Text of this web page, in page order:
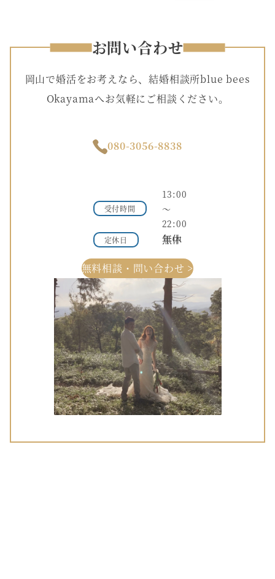
お問い合わせ
岡山で婚活をお考えなら、結婚相談所blue bees
Okayamaへお気軽にご相談ください。
080-3056-8838
受付時間
13:00
～
22:00
定休日 年中無休
無料相談・問い合わせ >